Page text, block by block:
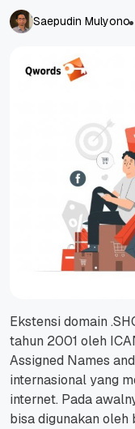
Saepudin Mulyono
Ekstensi domain
tahun 2001 oleh
Assigned Names
internasional yang
internet. Pada
bisa digunakan oleh